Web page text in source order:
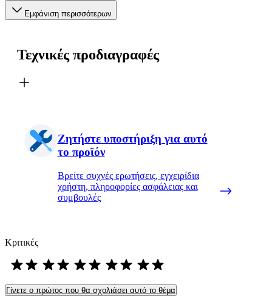
Εμφάνιση περισσότερων
Τεχνικές προδιαγραφές
Ζητήστε υποστήριξη για αυτό
το προϊόν
Βρείτε συχνές ερωτήσεις, εγχειρίδια
χρήστη, πληροφορίες ασφάλειας και
συμβουλές
Κριτικές
Γίνετε ο πρώτος που θα σχολιάσει αυτό το θέμα